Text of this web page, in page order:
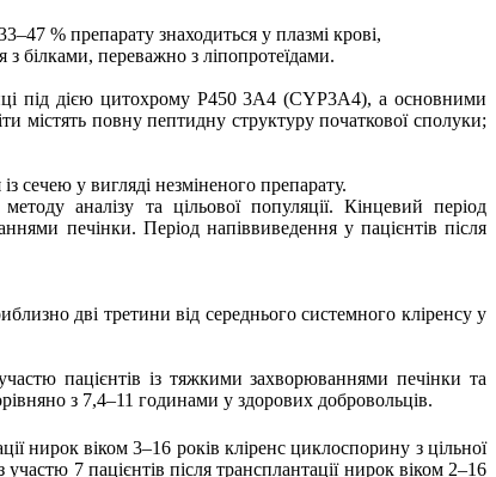
–47 % препарату знаходиться у плазмі крові,
білками, переважно з ліпопротеїдами.
під дією цитохрому P450 3A4 (CYP3A4), а основними
містять повну пептидну структуру початкової сполуки;
сечею у вигляді незміненого препарату.
аналізу та цільової популяції. Кінцевий період
печінки. Період напіввиведення у пацієнтів після
дві третини від середнього системного кліренсу у
пацієнтів із тяжкими захворюваннями печінки та
з 7,4–11 годинами у здорових добровольців.
нирок віком 3–16 років кліренс циклоспорину з цільної
7 пацієнтів після трансплантації нирок віком 2–16